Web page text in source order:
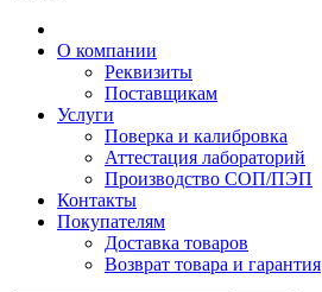
О компании
Реквизиты
Поставщикам
Услуги
Поверка и калибровка
Аттестация лабораторий
Производство СОП/ПЭП
Контакты
Покупателям
Доставка товаров
Возврат товара и гарантия